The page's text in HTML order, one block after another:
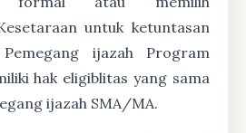
untuk ketuntasan
Pemegang ijazah Program
hak eligiblitas yang sama
ijazah SMA/MA.